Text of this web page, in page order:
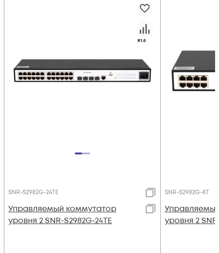
SNR-S2982G-24TE
Управляемый коммутатор
уровня 2 SNR-S2982G-24TE
SNR-S2982G-8T
уровня 2